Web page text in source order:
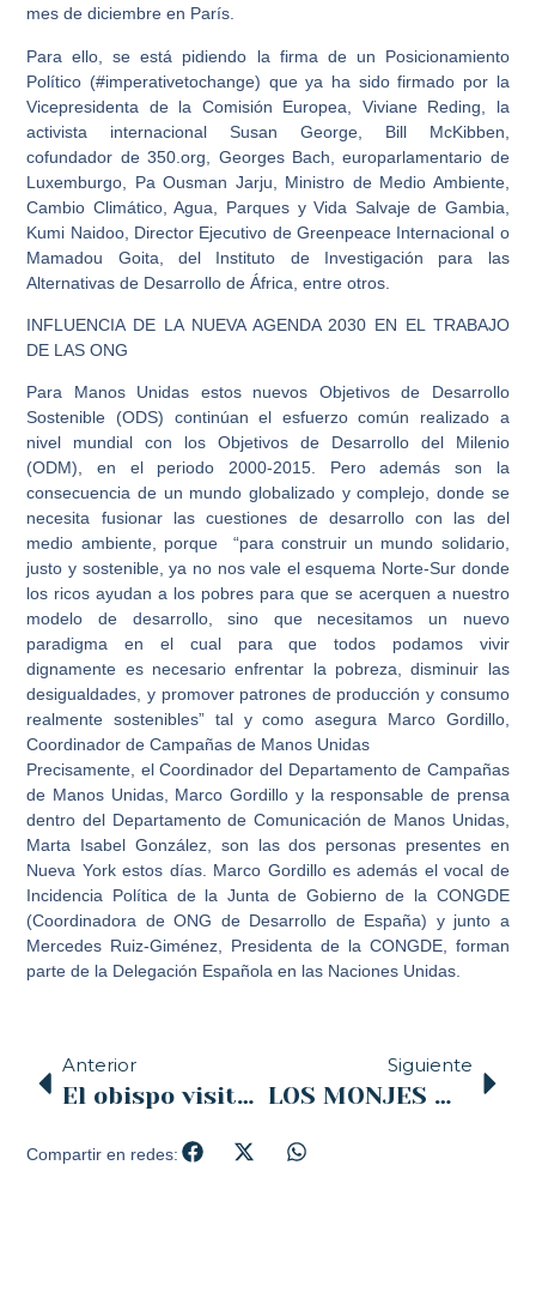
mes de diciembre en París.
Para ello, se está pidiendo la firma de un Posicionamiento
Político (#imperativetochange) que ya ha sido firmado por la
Vicepresidenta de la Comisión Europea, Viviane Reding, la
activista internacional Susan George, Bill McKibben,
cofundador de 350.org, Georges Bach, europarlamentario de
Luxemburgo, Pa Ousman Jarju, Ministro de Medio Ambiente,
Cambio Climático, Agua, Parques y Vida Salvaje de Gambia,
Kumi Naidoo, Director Ejecutivo de Greenpeace Internacional o
Mamadou Goita, del Instituto de Investigación para las
Alternativas de Desarrollo de África, entre otros.
INFLUENCIA DE LA NUEVA AGENDA 2030 EN EL TRABAJO
DE LAS ONG
Para Manos Unidas estos nuevos Objetivos de Desarrollo
Sostenible (ODS) continúan el esfuerzo común realizado a
nivel mundial con los Objetivos de Desarrollo del Milenio
(ODM), en el periodo 2000-2015. Pero además son la
consecuencia de un mundo globalizado y complejo, donde se
necesita fusionar las cuestiones de desarrollo con las del
medio ambiente, porque “para construir un mundo solidario,
justo y sostenible, ya no nos vale el esquema Norte-Sur donde
los ricos ayudan a los pobres para que se acerquen a nuestro
modelo de desarrollo, sino que necesitamos un nuevo
paradigma en el cual para que todos podamos vivir
dignamente es necesario enfrentar la pobreza, disminuir las
desigualdades, y promover patrones de producción y consumo
realmente sostenibles” tal y como asegura Marco Gordillo,
Coordinador de Campañas de Manos Unidas
Precisamente, el Coordinador del Departamento de Campañas
de Manos Unidas, Marco Gordillo y la responsable de prensa
dentro del Departamento de Comunicación de Manos Unidas,
Marta Isabel González, son las dos personas presentes en
Nueva York estos días. Marco Gordillo es además el vocal de
Incidencia Política de la Junta de Gobierno de la CONGDE
(Coordinadora de ONG de Desarrollo de España) y junto a
Mercedes Ruiz-Giménez, Presidenta de la CONGDE, forman
parte de la Delegación Española en las Naciones Unidas.
Anterior
El obispo visita mañana el penal de El Dueso en la jornada de la Virgen de La Merced, patrona de los presos
Siguiente
LOS MONJES MÁRTIRES, UNA HISTORIA DE FIDELIDAD A DIOS
Compartir en redes: